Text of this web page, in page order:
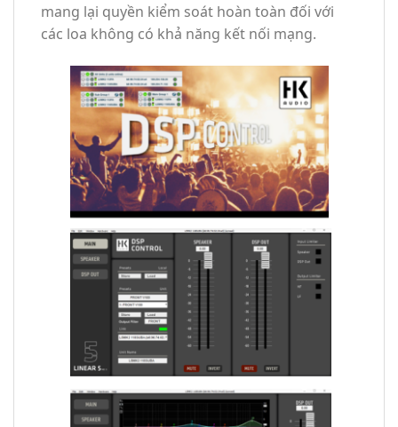
mang lại quyền kiểm soát hoàn toàn đối với
các loa không có khả năng kết nối mạng.